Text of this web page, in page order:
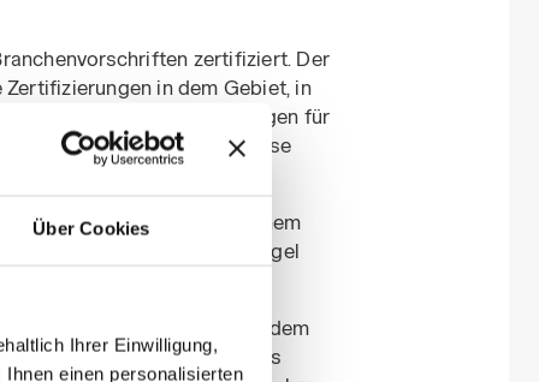
Über Cookies
Ihrer Einwilligung,
einen personalisierten
zertifiziert. Der
in dem Gebiet, in
den geltenden Regelungen für
und sich somit für diese
werden dem Kunden mit einem
das mit einem Wegwerfsiegel
angegebenen Preis zu dem
die Versendung des Auftrags